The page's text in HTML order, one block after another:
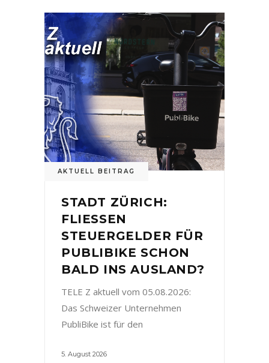
AKTUELL BEITRAG
STADT ZÜRICH:
FLIESSEN
STEUERGELDER FÜR
PUBLIBIKE SCHON
BALD INS AUSLAND?
TELE Z aktuell vom 05.08.2026:
Das Schweizer Unternehmen
PubliBike ist für den
5. August 2026